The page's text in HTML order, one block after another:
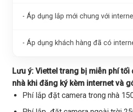
- Áp dụng lắp mới chung với
- Áp dụng khách hàng đã có
Lưu ý: Viettel trang bị miễn phí
nhà khi đăng ký kèm internet và
Phí lắp đặt camera trong nhà